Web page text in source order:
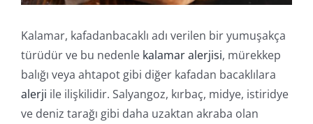
Kalamar, kafadanbacaklı adı verilen bir yumuşakça
türüdür ve bu nedenle kalamar alerjisi, mürekkep
balığı veya ahtapot gibi diğer kafadan bacaklılara
alerji ile ilişkilidir. Salyangoz, kırbaç, midye, istiridye
ve deniz tarağı gibi daha uzaktan akraba olan